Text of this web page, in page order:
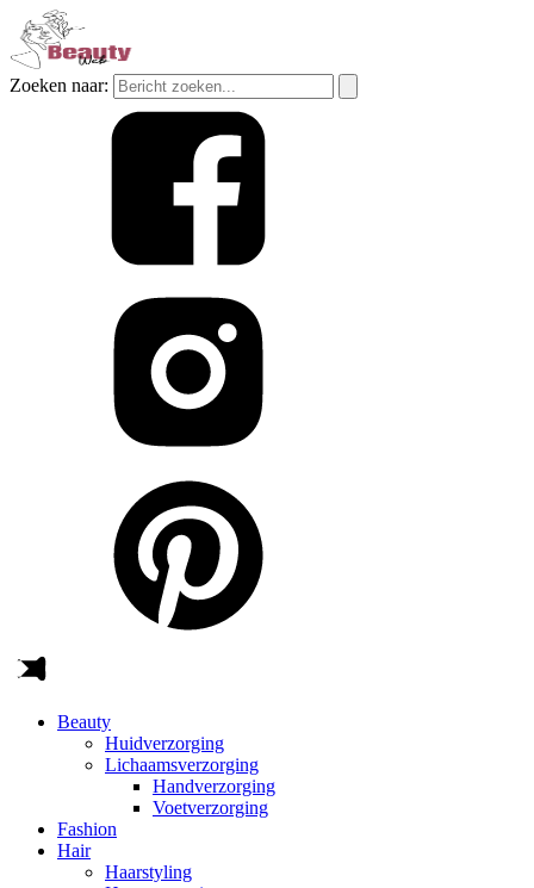
Zoeken naar:
Beauty
Huidverzorging
Lichaamsverzorging
Handverzorging
Voetverzorging
Fashion
Hair
Haarstyling